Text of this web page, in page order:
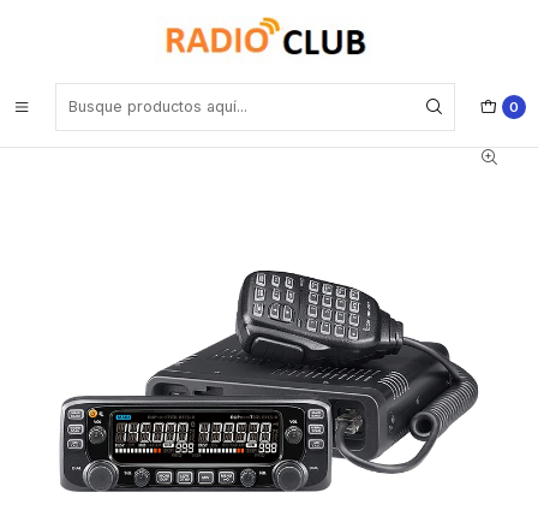
0
Radio Dualband VHF - UHF
ICOM IC-2730A VHF/UHF 144–148, 430–450 MHz 1052CH 50/15/5W
Radio móvil doble banda VHF/UHF Edición negra, Pantalla LCD